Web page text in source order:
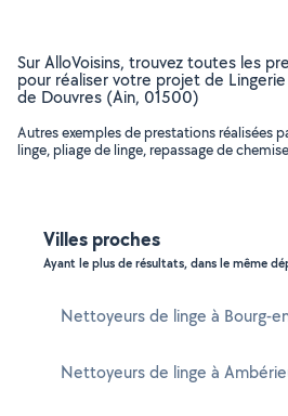
Sur AlloVoisins, trouvez toutes les
pour réaliser votre projet de Lingerie
de Douvres (Ain, 01500)
Autres exemples de prestations réalisées
linge, pliage de linge, repassage de
Villes proches
Ayant le plus de résultats, dans le même
Nettoyeurs de linge à Bourg-
Nettoyeurs de linge à